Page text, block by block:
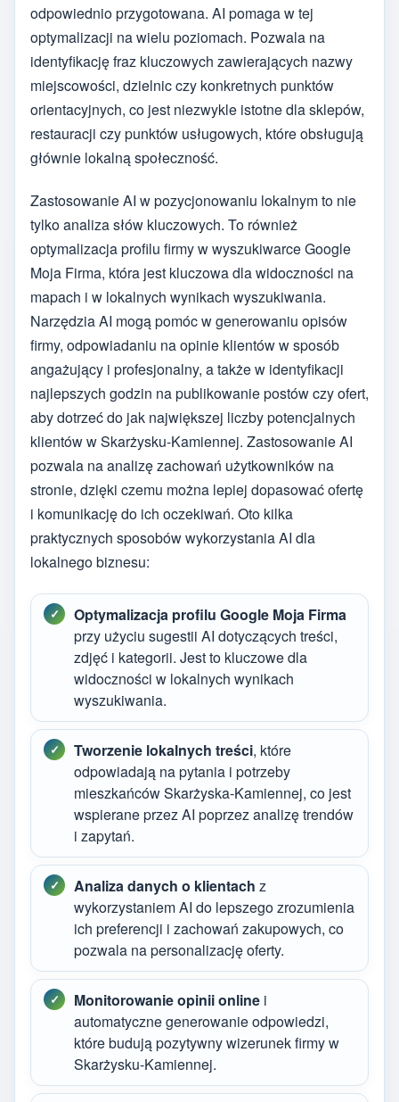
odpowiednio przygotowana. AI pomaga w tej
optymalizacji na wielu poziomach. Pozwala na
identyfikację fraz kluczowych zawierających nazwy
miejscowości, dzielnic czy konkretnych punktów
orientacyjnych, co jest niezwykle istotne dla sklepów,
restauracji czy punktów usługowych, które obsługują
głównie lokalną społeczność.
Zastosowanie AI w pozycjonowaniu lokalnym to nie
tylko analiza słów kluczowych. To również
optymalizacja profilu firmy w wyszukiwarce Google
Moja Firma, która jest kluczowa dla widoczności na
mapach i w lokalnych wynikach wyszukiwania.
Narzędzia AI mogą pomóc w generowaniu opisów
firmy, odpowiadaniu na opinie klientów w sposób
angażujący i profesjonalny, a także w identyfikacji
najlepszych godzin na publikowanie postów czy ofert,
aby dotrzeć do jak największej liczby potencjalnych
klientów w Skarżysku-Kamiennej. Zastosowanie AI
pozwala na analizę zachowań użytkowników na
stronie, dzięki czemu można lepiej dopasować ofertę
i komunikację do ich oczekiwań. Oto kilka
praktycznych sposobów wykorzystania AI dla
lokalnego biznesu:
Optymalizacja profilu Google Moja Firma
przy użyciu sugestii AI dotyczących treści,
zdjęć i kategorii. Jest to kluczowe dla
widoczności w lokalnych wynikach
wyszukiwania.
Tworzenie lokalnych treści, które
odpowiadają na pytania i potrzeby
mieszkańców Skarżyska-Kamiennej, co jest
wspierane przez AI poprzez analizę trendów
i zapytań.
Analiza danych o klientach z
wykorzystaniem AI do lepszego zrozumienia
ich preferencji i zachowań zakupowych, co
pozwala na personalizację oferty.
Monitorowanie opinii online i
automatyczne generowanie odpowiedzi,
które budują pozytywny wizerunek firmy w
Skarżysku-Kamiennej.